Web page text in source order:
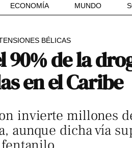
ECONOMÍA MUNDO
BÉLICAS
90% de la
en el Caribe
invierte millones
aunque dicha vía